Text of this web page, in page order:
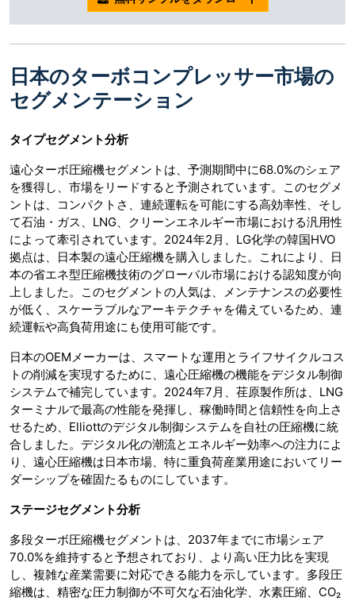
日本のターボコンプレッサー市場の
セグメンテーション
タイプセグメント分析
遠心ターボ圧縮機セグメントは、予測期間中に68.0%のシェア
を獲得し、市場をリードすると予測されています。このセグメ
ントは、コンパクトさ、連続運転を可能にする高効率性、そし
て石油・ガス、LNG、クリーンエネルギー市場における汎用性
によって牽引されています。2024年2月、LG化学の韓国HVO
拠点は、日本製の遠心圧縮機を購入しました。これにより、日
本の省エネ型圧縮機技術のグローバル市場における認知度が向
上しました。このセグメントの人気は、メンテナンスの必要性
が低く、スケーラブルなアーキテクチャを備えているため、連
続運転や高負荷用途にも使用可能です。
日本のOEMメーカーは、スマートな運用とライフサイクルコス
トの削減を実現するために、遠心圧縮機の機能をデジタル制御
システムで補完しています。2024年7月、荏原製作所は、LNG
ターミナルで最高の性能を発揮し、稼働時間と信頼性を向上さ
せるため、Elliottのデジタル制御システムを自社の圧縮機に統
合しました。デジタル化の潮流とエネルギー効率への注力によ
り、遠心圧縮機は日本市場、特に重負荷産業用途においてリー
ダーシップを確固たるものにしています。
ステージセグメント分析
多段ターボ圧縮機セグメントは、2037年までに市場シェア
70.0%を維持すると予想されており、より高い圧力比を実現
し、複雑な産業需要に対応できる能力を示しています。多段圧
縮機は、精密な圧力制御が不可欠な石油化学、水素圧縮、CO₂